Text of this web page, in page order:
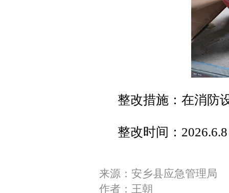
整改措施：在消防
整改时间：2026.6.8
来源：安乡县应急管理局
作者：王朝